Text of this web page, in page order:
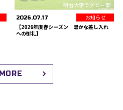
明治大学ラグビー部
2026.07.17
お知らせ
【2026年度春シーズン 温かな差し入れ
への御礼】
MORE